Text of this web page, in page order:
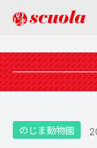
のじま動物園